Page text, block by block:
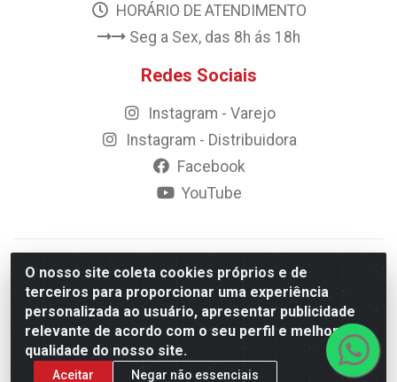
O nosso site coleta cookies próprios e de
terceiros para proporcionar uma experiência
personalizada ao usuário, apresentar publicidade
relevante de acordo com o seu perfil e melhorar a
qualidade do nosso site.
Aceitar Negar não essenciais
HORÁRIO DE ATENDIMENTO
Seg a Sex, das 8h ás 18h
Redes Sociais
Instagram - Varejo
Instagram - Distribuidora
Facebook
YouTube
© 2023 Rally Motos - todos os direitos reservados.
Razão Social: Rally motos distribuidora, importadora e
transportadora de peças LTDA - CNPJ 09.262.859/0001-43 -
Rua Vigário Calixto 2900 - Catolé, Campina Grande/PB